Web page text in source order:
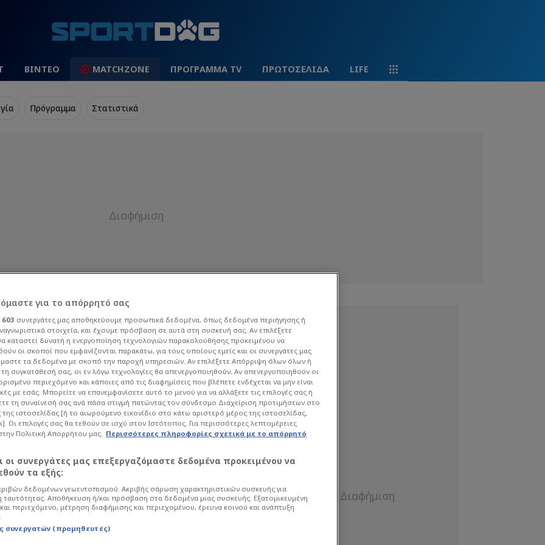
ΒΙΝΤΕΟ MATCHZONE ΠΡΟΓΡΑΜΜΑ TV ΠΡΩΤΟΣΕΛΙΔΑ LIFE
Πρόγραμμα Στατιστικά
δήλωση Πέρεθ:
στη Ρεάλ!
Ποδόσφαιρο La Liga
η Ρεάλ Μαδρίτης, με τον Φλορεντίνο
πήχη των προσδοκιών μέσω των
για το απόρρητό σας
603 συνεργάτες μας αποθηκεύουμε προσωπικά δεδομένα, όπως δεδομένα περιήγησης ή
στοιχεία, και έχουμε πρόσβαση σε αυτά στη συσκευή σας. Αν επιλέξετε
καταστεί δυνατή η ενεργοποίηση τεχνολογιών παρακολούθησης προκειμένου να
οι σκοποί που εμφανίζονται παρακάτω, για τους οποίους εμείς και οι συνεργάτες μας
τα δεδομένα με σκοπό την παροχή υπηρεσιών. Αν επιλέξετε Απόρριψη όλων όλων ή
συγκατάθεσή σας, οι εν λόγω τεχνολογίες θα απενεργοποιηθούν. Αν απενεργοποιηθούν οι
περιεχόμενο και κάποιες από τις διαφημίσεις που βλέπετε ενδέχεται να μην είναι
με εσάς. Μπορείτε να επανεμφανίσετε αυτό το μενού για να αλλάξετε τις επιλογές σας ή
τη συναίνεσή σας ανά πάσα στιγμή πατώντας τον σύνδεσμο Διαχείριση προτιμήσεων στο
ιστοσελίδας [ή το αιωρούμενο εικονίδιο στο κάτω αριστερό μέρος της ιστοσελίδας,
Οι επιλογές σας θα τεθούν σε ισχύ στον Ιστότοπος. Για περισσότερες λεπτομέρειες
Πολιτική Απορρήτου μας. Περισσότερες πληροφορίες σχετικά με το απόρρητό
οι συνεργάτες μας επεξεργαζόμαστε δεδομένα προκειμένου να
τα εξής:
δεδομένων γεωεντοπισμού. Ακριβής σάρωση χαρακτηριστικών συσκευής για
ταυτότητας. Αποθήκευση ή/και πρόσβαση στα δεδομένα μιας συσκευής. Εξατομικευμένη
περιεχόμενο, μέτρηση διαφήμισης και περιεχομένου, έρευνα κοινού και ανάπτυξη
συνεργατών (προμηθευτές)